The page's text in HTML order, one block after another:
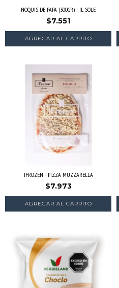
NOQUIS DE PAPA (300GR) - IL SOLE
$7.551
IFROZEN - PIZZA MUZZARELLA
$7.973